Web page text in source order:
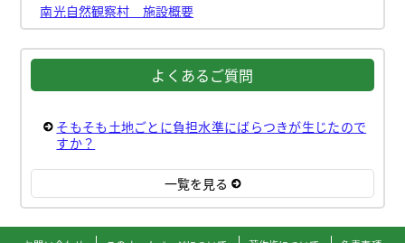
南光自然観察村 施設概要
よくあるご質問
そもそも土地ごとに負担水準にばらつきが生じたので
すか？
一覧を見る